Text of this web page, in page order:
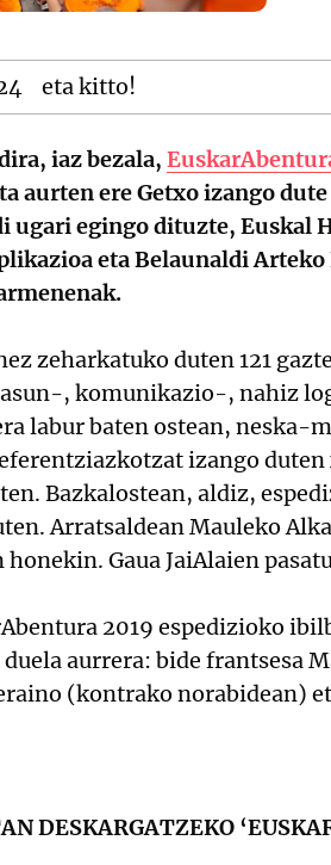
eta kitto!
iaz bezala,
aurten ere Getxo izango
ugari egingo dituzte, Euskal
eta Belaunaldi
zeharkatuko duten 121
, komunikazio-, nahiz
labur baten ostean,
izango
Bazkalostean, aldiz,
Arratsaldean Mauleko
honekin. Gaua JaiAlaien
2019 espedizioko
aurrera: bide frantsesa
(kontrako norabidean)
DESKARGATZEKO